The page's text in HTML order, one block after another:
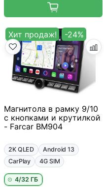
Хит продаж! -24%
Магнитола в рамку 9/10
с кнопками и крутилкой
- Farcar BM904
2K QLED
Android 13
CarPlay
4G SIM
4/32 ГБ